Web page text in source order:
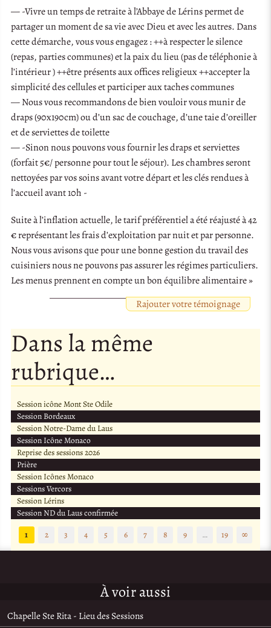
— -Vivre un temps de retraite à l’Abbaye de Lérins permet de
partager un moment de sa vie avec Dieu et avec les autres. Dans
cette démarche, vous vous engagez : ++à respecter le silence
(repas, parties communes) et la paix du lieu (pas de téléphonie à
l’intérieur ) ++être présents aux offices religieux ++accepter la
simplicité des cellules et participer aux taches communes
— Nous vous recommandons de bien vouloir vous munir de
draps (90x190cm) ou d’un sac de couchage, d’une taie d’oreiller
et de serviettes de toilette
— -Sinon nous pouvons vous fournir les draps et serviettes
(forfait 5€/ personne pour tout le séjour). Les chambres seront
nettoyées par vos soins avant votre départ et les clés rendues à
l’accueil avant 10h -
Suite à l’inflation actuelle, le tarif préférentiel a été réajusté à 42
€ représentant les frais d’exploitation par nuit et par personne.
Nous vous avisons que pour une bonne gestion du travail des
cuisiniers nous ne pouvons pas assurer les régimes particuliers.
Les menus prennent en compte un bon équilibre alimentaire »
Rajouter votre témoignage
Dans la même
rubrique…
Session icône Mont Ste Odile
Session Bordeaux
Session Notre-Dame du Laus
Session Icône Monaco
Reprise des sessions 2026
Prière
Session Icônes Monaco
Sessions Vercors
Session Lérins
Session ND du Laus confirmée
1
2 3 4 5 6 7 8 9 … 19 ∞
À voir aussi
Chapelle Ste Rita - Lieu des Sessions